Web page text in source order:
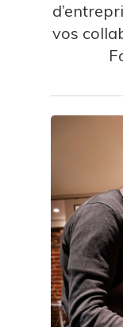
vos